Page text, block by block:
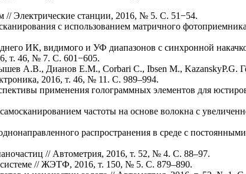
Электрические станции, 2016, № 5. С. 51−54.
с использованием матричного
ИК, видимого и УФ диапазонов с синхронной
т. 46, № 7. C. 601−605.
А.В., Дианов Е.М., Corbari C., Ibsen M., KazanskyP.G.
2016, т. 46, № 11. С. 989–994.
применения голограммных элементов для
частоты на основе волокна с
распространения в среде с
// Автометрия, 2016, т. 52, № 4. С. 88–97.
// ЖЭТФ, 2016, т. 150, № 5. С. 879–890.